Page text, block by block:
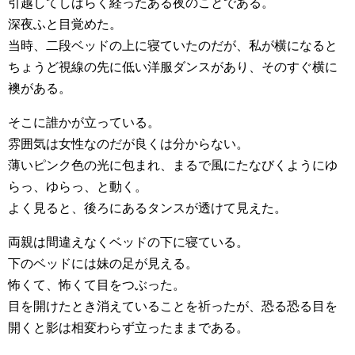
引越してしばらく経ったある夜のことである。
深夜ふと目覚めた。
当時、二段ベッドの上に寝ていたのだが、私が横になると
ちょうど視線の先に低い洋服ダンスがあり、そのすぐ横に
襖がある。
そこに誰かが立っている。
雰囲気は女性なのだが良くは分からない。
薄いピンク色の光に包まれ、まるで風にたなびくようにゆ
らっ、ゆらっ、と動く。
よく見ると、後ろにあるタンスが透けて見えた。
両親は間違えなくベッドの下に寝ている。
下のベッドには妹の足が見える。
怖くて、怖くて目をつぶった。
目を開けたとき消えていることを祈ったが、恐る恐る目を
開くと影は相変わらず立ったままである。